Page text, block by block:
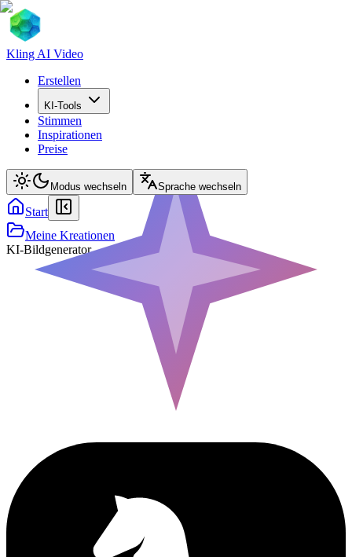
Kling AI Video
Erstellen
KI-Tools
Stimmen
Inspirationen
Preise
Modus wechseln Sprache wechseln
Start
Meine Kreationen
KI-Bildgenerator